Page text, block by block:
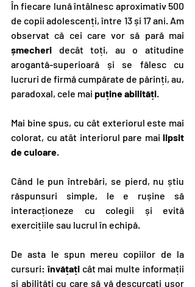
În fiecare lună întâlnesc aproximativ 500
de copii adolescenți, între 13 și 17 ani. Am
șmecheri decât toți, au o atitudine
arogantă-superioară și se fălesc cu
lucruri de firmă cumpărate de părinți, au,
paradoxal, cele mai puține abilități.
Mai bine spus, cu cât exteriorul este mai
colorat, cu atât interiorul pare mai lipsit
de culoare.
Când le pun întrebări, se pierd, nu știu
răspunsuri simple, le e rușine să
interacționeze cu colegii și evită
exercițiile sau lucrul în echipă.
De asta le spun mereu copiilor de la
cursuri: învățați cât mai multe informații
și abilități cu care să vă descurcați ușor